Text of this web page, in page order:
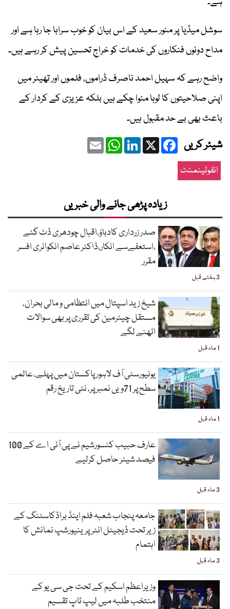
سوشل میڈیا پر منور سعید کے اس بیان کو خوب سراہا جا رہا ہے اور
مداح دونوں فنکاروں کی خدمات کو خراجِ تحسین پیش کر رہے ہیں۔
واضح رہے کہ سہیل احمد ناصرف ڈراموں، فلموں اور تھیٹر میں
اپنی صلاحیتوں کا لوہا منوا چکے ہیں بلکہ عزیزی کے کردار کے
باعث بھی بے حد مقبول ہیں۔
شیئر کریں Facebook
X
LinkedIn
WhatsApp
Email
انفوٹینمنٹ
زیادہ پڑھی جانے والی خبریں
3 ہفتے قبل
صدر زرداری کادباؤ،اقبال چودھری ڈٹ گئے
،استعفےسے انکار،ڈاکٹر عاصم انکوائری افسر
مقرر
1 ماہ قبل
شیخ زید اسپتال میں انتظامی و مالی بحران،
مستقل چیئرمین کی تقرری پر بھی سوالات
اٹھنے لگے
1 ماہ قبل
یونیورسٹی آف لاہور پاکستان میں پہلے، عالمی
سطح پر 71ویں نمبر پر، نئی تاریخ رقم
3 ماہ قبل
عارف حبیب کنسورشیم نے پی آئی اے کے 100
فیصد شیئر حاصل کرلیے
3 ماہ قبل
جامعہ پنجاب شعبہ فلم اینڈ براڈکاسٹنگ کے
زیر تحت ڈیجیٹل انٹرپرینیورشپ نمائش کا
اہتمام
وزیراعظم اسکیم کے تحت جی سی یو کے
منتخب طلبہ میں لیپ ٹاپ تقسیم